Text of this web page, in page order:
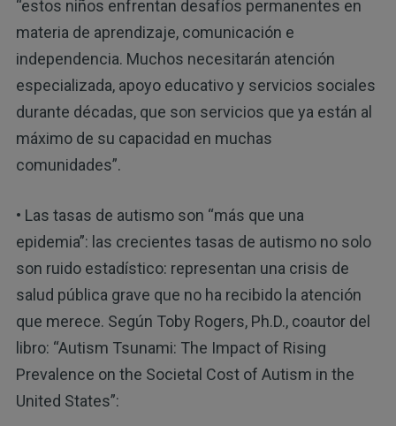
“estos niños enfrentan desafíos permanentes en
materia de aprendizaje, comunicación e
independencia. Muchos necesitarán atención
especializada, apoyo educativo y servicios sociales
durante décadas, que son servicios que ya están al
máximo de su capacidad en muchas
comunidades”.
• Las tasas de autismo son “más que una
epidemia”: las crecientes tasas de autismo no solo
son ruido estadístico: representan una crisis de
salud pública grave que no ha recibido la atención
que merece. Según Toby Rogers, Ph.D., coautor del
libro: “Autism Tsunami: The Impact of Rising
Prevalence on the Societal Cost of Autism in the
United States”: